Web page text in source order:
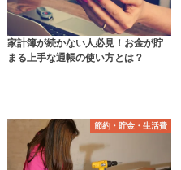
家計簿が続かない人必見！お金が貯
まる上手な通帳の使い方とは？
節約・貯金・生活費